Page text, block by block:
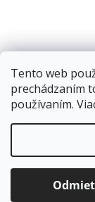
Tento web
prechádzaním
používaním.
Doprava
Copyright